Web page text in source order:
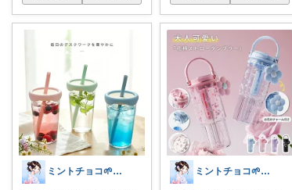
ミントチョコ🌱いつもありがとう ミントチョコ🌱いつもありがとう